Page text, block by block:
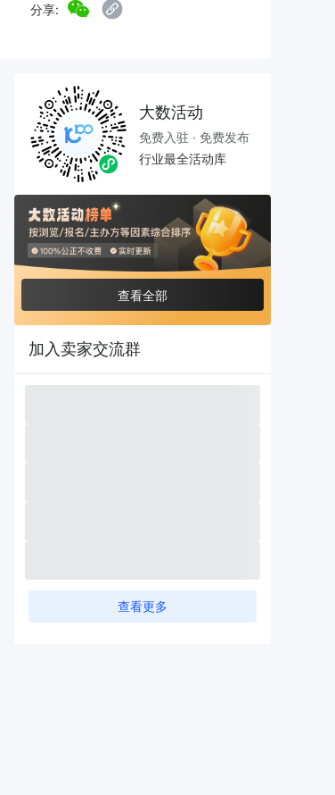
分享:
大数活动
免费入驻 · 免费发布
行业最全活动库
查看全部
加入卖家交流群
查看更多